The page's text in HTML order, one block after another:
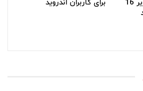
اجتماعی برای افراد زیر 16
برای کاربران اندروید